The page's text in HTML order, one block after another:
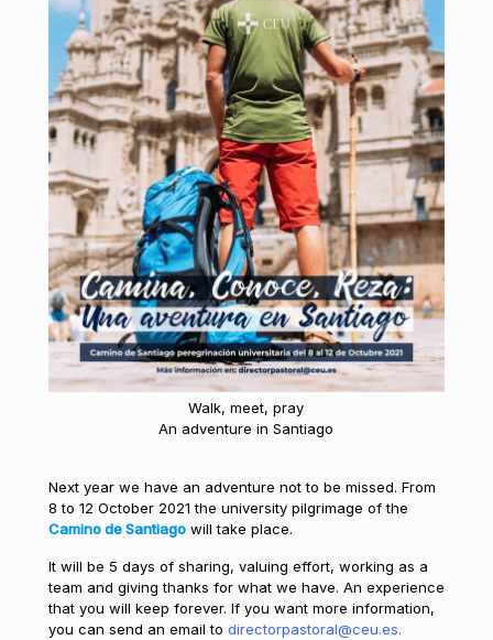
Walk, meet, pray
An adventure in Santiago
Next year we have an adventure not to be missed. From
8 to 12 October 2021 the university pilgrimage of the
Camino de Santiagowill take place.
It will be 5 days of sharing, valuing effort, working as a
team and giving thanks for what we have. An experience
that you will keep forever. If you want more information,
you can send an email to directorpastoral@ceu.es.